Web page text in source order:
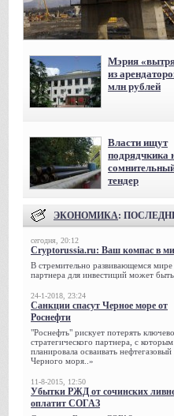
Мэрия
из
млн рублей
Власти ищут
подрядчкика
тендер
ЭКОНОМИКА:
сегодня, 20:12
Cryptorussia.ru: Ваш компас в
В стремительно развивающемся
партнера для инвестиций может
24-1-2018, 23:24
Санкции спасут Черное море от
Роснефти
"Роснефть" рискует потерять
стратегического партнера, с которым
планировала осваивать
Черного моря..»
11-8-2015, 12:50
Убытки РЖД от сочинских
оплатит СОГАЗ